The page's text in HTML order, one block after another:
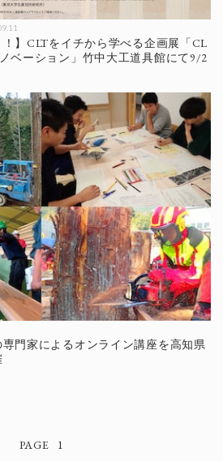
！】CLTをイチから学べる企画展「CL
ベーション」竹中大工道具館にて9/2
門家によるオンライン講座を高知県
1